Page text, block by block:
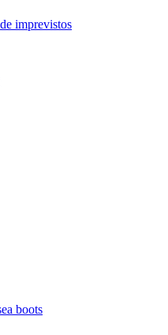
imprevistos
boots